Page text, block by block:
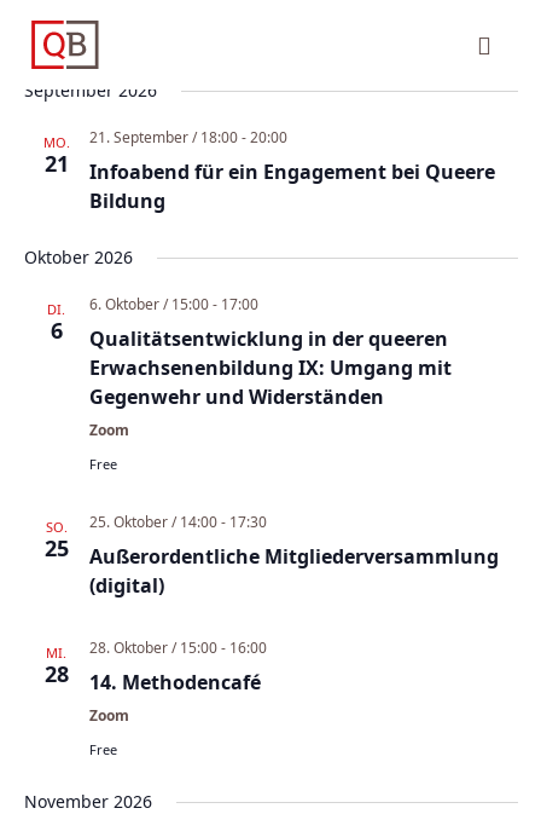
September 2026
MO.
21
21. September / 18:00-20:00
Infoabend für ein Engagement bei Queere
Bildung
Oktober 2026
DI.
6
6. Oktober / 15:00- 17:00
Qualitätsentwicklung in der queeren
Erwachsenenbildung IX: Umgang mit
Gegenwehr und Widerständen
Zoom
Free
SO.
25
25. Oktober / 14:00- 17:30
Außerordentliche Mitgliederversammlung
(digital)
MI.
28
28. Oktober / 15:00- 16:00
14. Methodencafé
Zoom
Free
November 2026